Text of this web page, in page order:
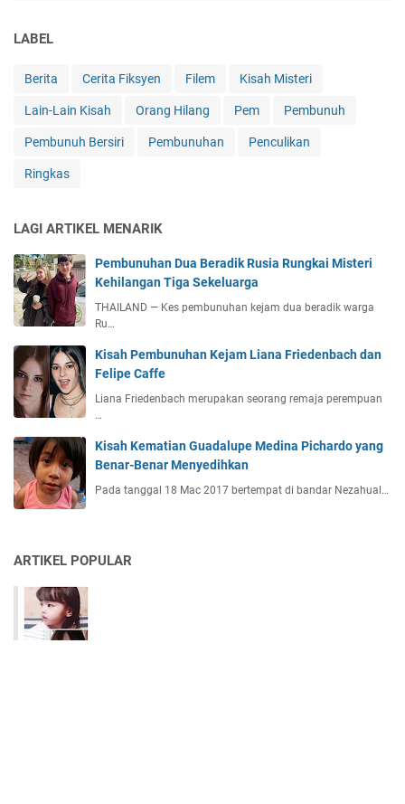
LABEL
Berita Cerita Fiksyen Filem Kisah Misteri
Lain-Lain Kisah Orang Hilang Pem Pembunuh
Pembunuh Bersiri Pembunuhan Penculikan
Ringkas
LAGI ARTIKEL MENARIK
Pembunuhan Dua Beradik Rusia Rungkai Misteri
Kehilangan Tiga Sekeluarga
THAILAND — Kes pembunuhan kejam dua beradik warga
Ru…
Kisah Pembunuhan Kejam Liana Friedenbach dan
Felipe Caffe
Liana Friedenbach merupakan seorang remaja perempuan
…
Kisah Kematian Guadalupe Medina Pichardo yang
Benar-Benar Menyedihkan
Pada tanggal 18 Mac 2017 bertempat di bandar Nezahual…
ARTIKEL POPULAR